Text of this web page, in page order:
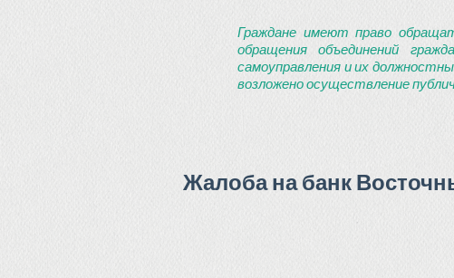
Граждане имеют право
обращения объединений
самоуправления и их
возложено осуществление
Жалоба на банк